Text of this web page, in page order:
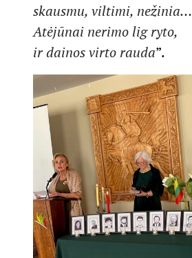
skausmu, viltimi, nežinia…
Atėjūnai nerimo lig ryto,
ir dainos virto rauda”.